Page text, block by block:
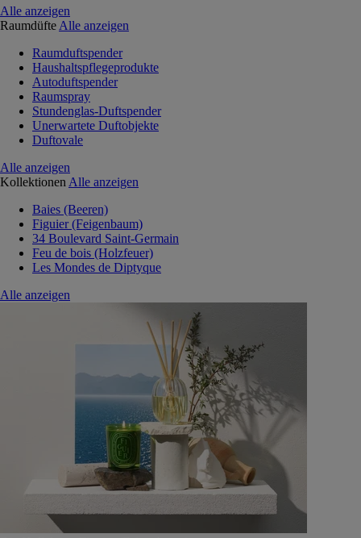
Alle anzeigen
Raumdüfte Alle anzeigen
Raumduftspender
Haushaltspflegeprodukte
Autoduftspender
Raumspray
Stundenglas-Duftspender
Unerwartete Duftobjekte
Duftovale
Alle anzeigen
Kollektionen Alle anzeigen
Baies (Beeren)
Figuier (Feigenbaum)
34 Boulevard Saint-Germain
Feu de bois (Holzfeuer)
Les Mondes de Diptyque
Alle anzeigen